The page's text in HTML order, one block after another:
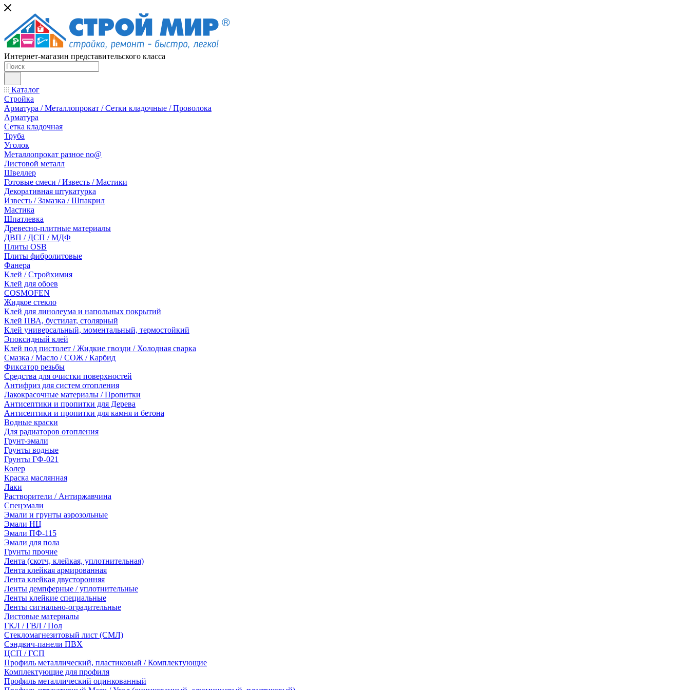
Интернет-магазин представительского класса
Каталог
Стройка
Арматура / Металлопрокат / Сетки кладочные / Проволока
Арматура
Сетка кладочная
Труба
Уголок
Металлопрокат разное no@
Листовой металл
Швеллер
Готовые смеси / Известь / Мастики
Декоративная штукатурка
Известь / Замазка / Шпакрил
Мастика
Шпатлевка
Древесно-плитные материалы
ДВП / ДСП / МДФ
Плиты OSB
Плиты фибролитовые
Фанера
Клей / Стройхимия
Клей для обоев
COSMOFEN
Жидкое стекло
Клей для линолеума и напольных покрытий
Клей ПВА, бустилат, столярный
Клей универсальный, моментальный, термостойкий
Эпоксидный клей
Клей под пистолет / Жидкие гвозди / Холодная сварка
Смазка / Масло / СОЖ / Карбид
Фиксатор резьбы
Средства для очистки поверхностей
Антифриз для систем отопления
Лакокрасочные материалы / Пропитки
Антисептики и пропитки для Дерева
Антисептики и пропитки для камня и бетона
Водные краски
Для радиаторов отопления
Грунт-эмали
Грунты водные
Грунты ГФ-021
Колер
Краска маслянная
Лаки
Растворители / Антиржавчина
Спецэмали
Эмали и грунты аэрозольные
Эмали НЦ
Эмали ПФ-115
Эмали для пола
Грунты прочие
Лента (скотч, клейкая, уплотнительная)
Лента клейкая армированная
Лента клейкая двусторонняя
Ленты демпферные / уплотнительные
Ленты клейкие специальные
Ленты сигнально-оградительные
Листовые материалы
ГКЛ / ГВЛ / Пол
Стекломагнезитовый лист (СМЛ)
Сэндвич-панели ПВХ
ЦСП / ГСП
Профиль металлический, пластиковый / Комплектующие
Комплектующие для профиля
Профиль металлический оцинкованный